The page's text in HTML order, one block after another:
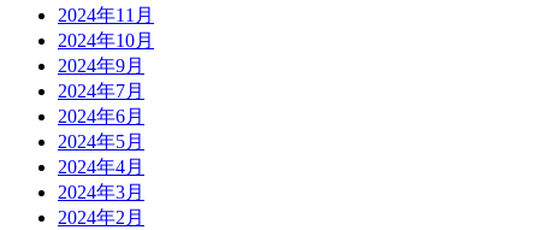
2024年11月
2024年10月
2024年9月
2024年7月
2024年6月
2024年5月
2024年4月
2024年3月
2024年2月